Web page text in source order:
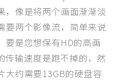
，像是将两个画面渐渐淡
要两个影像流，简单来说
要是您想保有HD的高画
传输速度是跑不掉的，然
大约需要13GB的硬盘容